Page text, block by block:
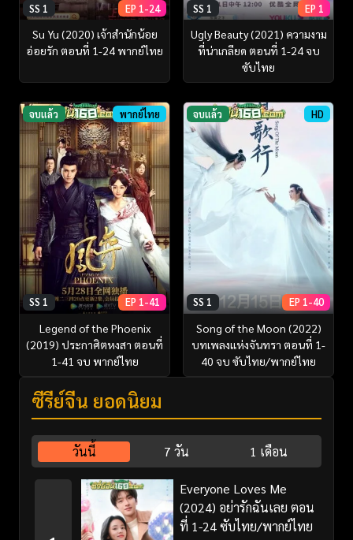
SS 1 EP 1-24
Su Yu (2020) เจ้าสำนักน้อย
อ่อยรัก ตอนที่ 1-24 พากย์ไทย
SS 1 EP 1
Ugly Beauty (2021) ความงาม
ที่น่าเกลียด ตอนที่ 1-24 จบ
ซับไทย
จบแล้ว พากย์ไทย
SS 1 EP 1-41
Legend of the Phoenix
(2019) ประกาศิตหงสา ตอนที่
1-41 จบ พากย์ไทย
จบแล้ว HD
SS 1 EP 1-40
Song of the Moon (2022)
บทเพลงแห่งจันทรา ตอนที่ 1-
40 จบ ซับไทย/พากย์ไทย
ซีรี่ย์จีน ยอดนิยม
วันนี้ 7 วัน 1 เดือน
Everyone Loves Me
(2024) อย่ารักฉันเลย ตอน
ที่ 1-24 ซับไทย/พากย์ไทย